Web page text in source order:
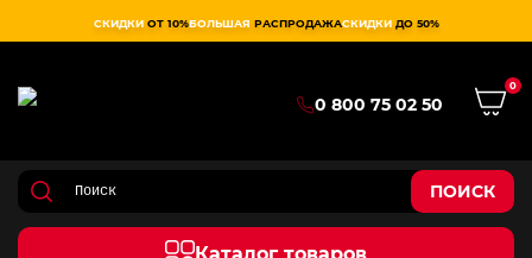
СКИДКИ ОТ 10%БОЛЬШАЯ РАСПРОДАЖАСКИДКИ ДО 50%
0 800 75 02 50
0
ПОИСК